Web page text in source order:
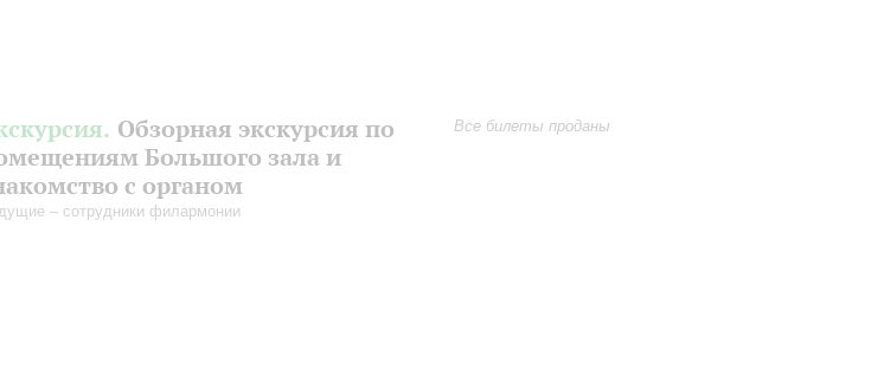
Обзорная экскурсия по
Большого зала и
с органом
– сотрудники филармонии
Все билеты проданы